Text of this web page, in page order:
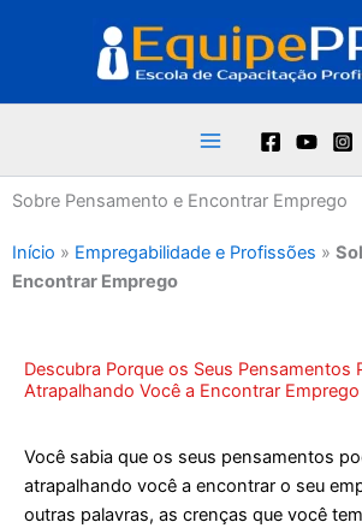
conteúdo
Sobre Pensamento e Encontrar Emprego
Início » Empregabilidade e Profissões »
Encontrar Emprego
Descubra Porque os Seus Pensamentos
Atrapalhando Você a Encontrar Emprego
Você sabia que os seus pensamentos
atrapalhando você a encontrar o seu
outras palavras, as crenças que você